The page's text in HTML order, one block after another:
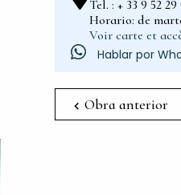
Tel. : + 33 9 52
Horario: de
Voir carte et
Hablar por
Obra anterior